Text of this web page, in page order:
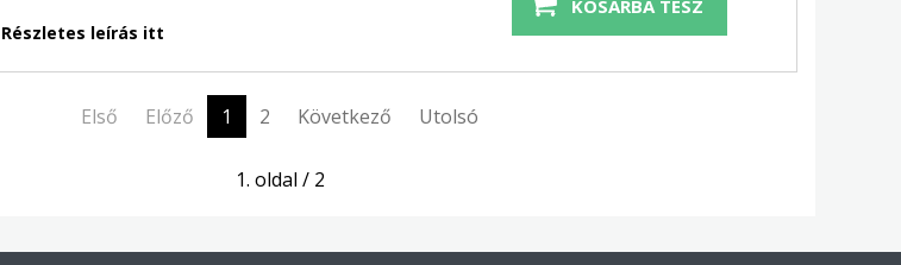
Részletes leírás itt
Első Előző 1 2 Következő Utolsó
1. oldal / 2